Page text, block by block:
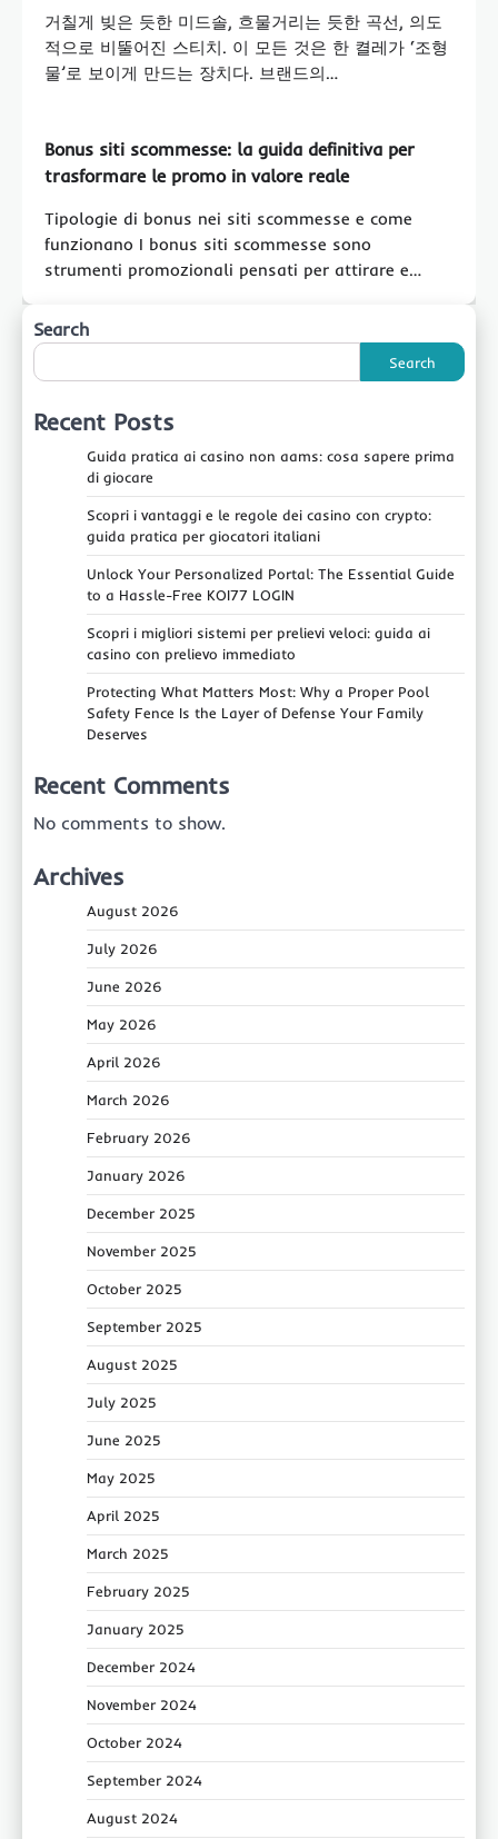
거칠게 빚은 듯한 미드솔, 흐물거리는 듯한 곡선, 의도
적으로 비뚤어진 스티치. 이 모든 것은 한 켤레가 ‘조형
물’로 보이게 만드는 장치다. 브랜드의…
Bonus siti scommesse: la guida definitiva per
trasformare le promo in valore reale
Tipologie di bonus nei siti scommesse e come
funzionano I bonus siti scommesse sono
strumenti promozionali pensati per attirare e…
Search
Search
Recent Posts
Guida pratica ai casino non aams: cosa sapere prima
di giocare
Scopri i vantaggi e le regole dei casino con crypto:
guida pratica per giocatori italiani
Unlock Your Personalized Portal: The Essential Guide
to a Hassle-Free KOI77 LOGIN
Scopri i migliori sistemi per prelievi veloci: guida ai
casino con prelievo immediato
Protecting What Matters Most: Why a Proper Pool
Safety Fence Is the Layer of Defense Your Family
Deserves
Recent Comments
No comments to show.
Archives
August 2026
July 2026
June 2026
May 2026
April 2026
March 2026
February 2026
January 2026
December 2025
November 2025
October 2025
September 2025
August 2025
July 2025
June 2025
May 2025
April 2025
March 2025
February 2025
January 2025
December 2024
November 2024
October 2024
September 2024
August 2024